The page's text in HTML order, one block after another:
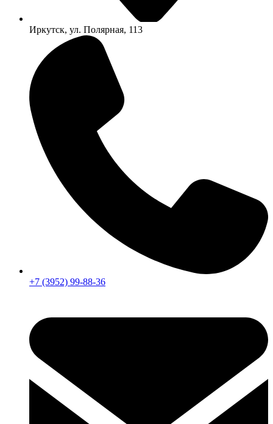
Иркутск, ул. Полярная, 113
+7 (3952) 99-88-36